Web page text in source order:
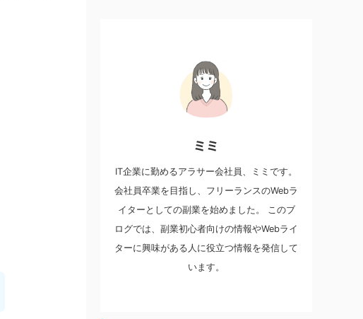
ミミ
IT企業に勤めるアラサー会社員、ミミです。
会社員卒業を目指し、フリーランスのWebラ
イターとしての副業を始めました。 このブ
ログでは、副業初心者向けの情報やWebライ
ターに興味がある人に役立つ情報を発信して
います。